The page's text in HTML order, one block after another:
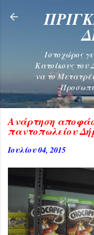
Μετάβαση
Ιστοχώρος
Κατοίκους του
να το
Ανάρτηση
παντοπωλείου
Ιουλίου 04, 2015